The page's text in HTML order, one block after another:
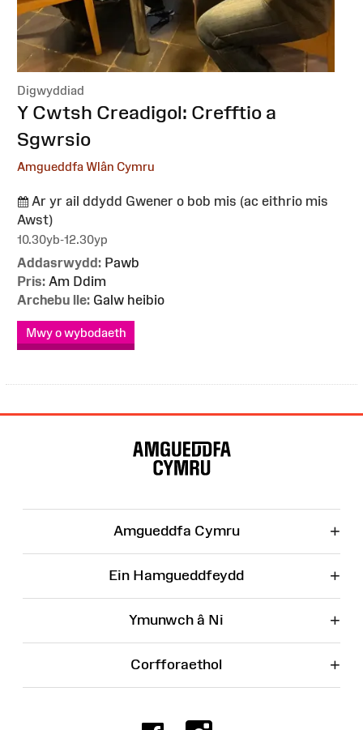
Digwyddiad
:
Y Cwtsh Creadigol: Crefftio a
Sgwrsio
Amgueddfa Wlân Cymru
Ar yr ail ddydd Gwener o bob mis (ac eithrio mis
Awst)
10.30yb-12.30yp
Addasrwydd: Pawb
Pris: Am Ddim
Archebu lle: Galw heibio
Mwy o wybodaeth
Amgueddfa Cymru +
Ein Hamgueddfeydd +
Ymunwch â Ni +
Corfforaethol +